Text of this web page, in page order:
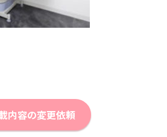
内容の変更依頼